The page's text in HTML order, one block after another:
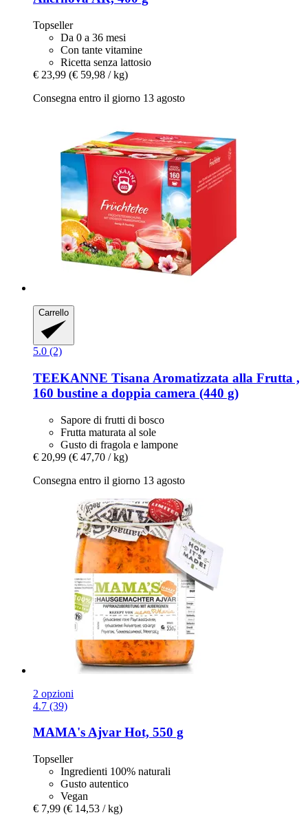
Topseller
Da 0 a 36 mesi
Con tante vitamine
Ricetta senza lattosio
€ 23,99 (€ 59,98 / kg)
Consegna entro il giorno 13 agosto
Carrello
5.0 (2)
TEEKANNE Tisana Aromatizzata alla Frutta ,
160 bustine a doppia camera (440 g)
Sapore di frutti di bosco
Frutta maturata al sole
Gusto di fragola e lampone
€ 20,99 (€ 47,70 / kg)
Consegna entro il giorno 13 agosto
2 opzioni
4.7 (39)
MAMA'sAjvar Hot, 550 g
Topseller
Ingredienti 100% naturali
Gusto autentico
Vegan
€ 7,99 (€ 14,53 / kg)